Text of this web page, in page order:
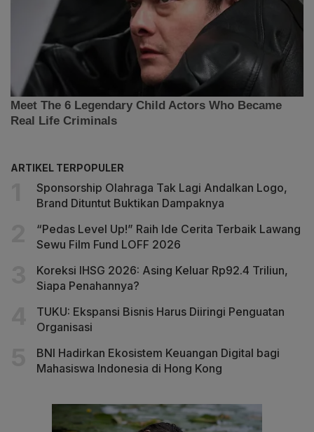
ARTIKEL TERPOPULER
Sponsorship Olahraga Tak Lagi Andalkan Logo,
Brand Dituntut Buktikan Dampaknya
“Pedas Level Up!” Raih Ide Cerita Terbaik Lawang
Sewu Film Fund LOFF 2026
Koreksi IHSG 2026: Asing Keluar Rp92.4 Triliun,
Siapa Penahannya?
TUKU: Ekspansi Bisnis Harus Diiringi Penguatan
Organisasi
BNI Hadirkan Ekosistem Keuangan Digital bagi
Mahasiswa Indonesia di Hong Kong